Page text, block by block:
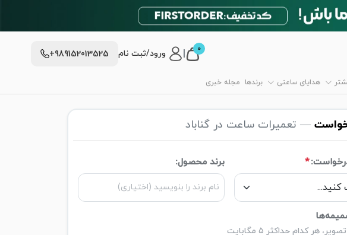
0 ورود/ثبت نام +989152013525
هدایای ساعتی برندها مجله خبری
— تعمیرات ساعت در گناباد
* برند محصول: